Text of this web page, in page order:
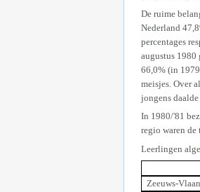
De ruime
Nederland
percentages
augustus 1980
66,0% (in
meisjes. Over
jongens
In 1980/'81
regio waren
Leerlingen
Zeeuws-